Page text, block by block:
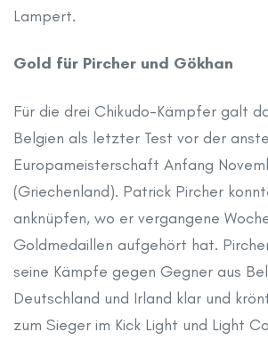
Lampert.
Gold für Pircher und Gökhan
Für die drei Chikudo-Kämpfer galt
Belgien als letzter Test vor der
Europameisterschaft Anfang
(Griechenland). Patrick Pircher
anknüpfen, wo er vergangene
Goldmedaillen aufgehört hat.
seine Kämpfe gegen Gegner aus
Deutschland und Irland klar und
zum Sieger im Kick Light und Light